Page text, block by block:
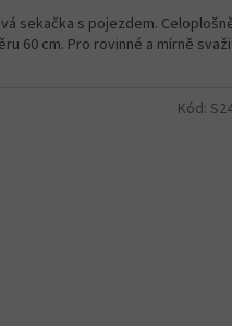
sekačka s pojezdem.
60 cm. Pro rovinné a mírně
Kód: